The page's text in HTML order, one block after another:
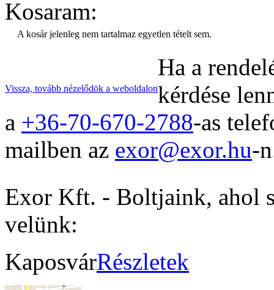
Kosaram:
A kosár jelenleg nem tartalmaz egyetlen tételt sem.
Vissza, tovább nézelődök a weboldalon
Ha a
kérdése
a +36-70-670-2788-as
mailben az exor@exor.hu-
Exor Kft. - Boltjaink, ahol
velünk:
KaposvárRészletek